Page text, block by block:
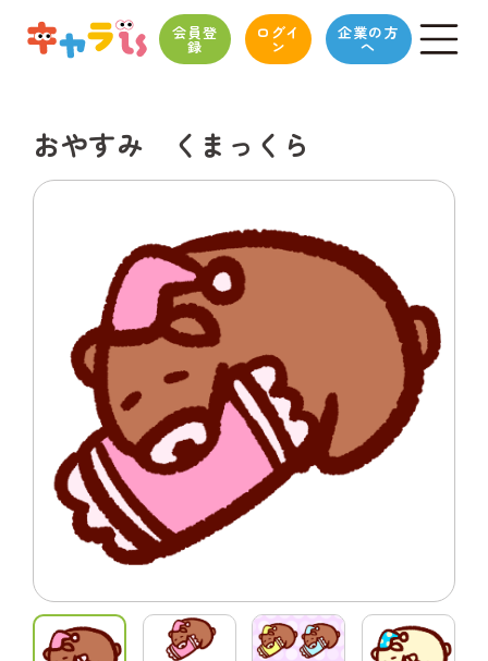
会員登
録
ログイ
ン
企業の方
へ
おやすみ くまっくら